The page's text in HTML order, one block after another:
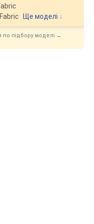
Ще моделі ↓
по підбору моделі →